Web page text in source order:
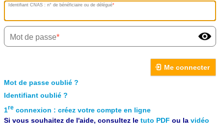
Identifiant CNAS : n° de bénéficiaire ou de délégué
Mot de passe
Me connecter
Mot de passe oublié ?
Identifiant oublié ?
1re connexion : créez votre compte en ligne
Si vous souhaitez de l'aide, consultez le tuto PDF ou la vidéo